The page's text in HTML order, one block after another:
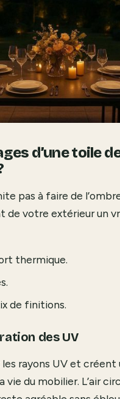
d’une toile
pas à faire de
votre extérieur un
thermique.
de finitions.
des UV
rayons UV et créent
du mobilier. L’air